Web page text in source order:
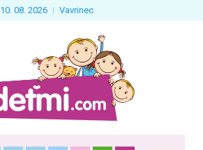
10. 08. 2026 Vavrinec